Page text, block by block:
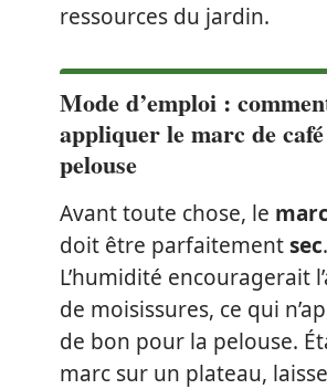
ressources du jardin.
Mode d’emploi :
appliquer le marc de
pelouse
Avant toute chose, le
doit être parfaitementsec.
L’humidité encouragerait
de moisissures, ce qui
de bon pour la pelouse.
marc sur un plateau,